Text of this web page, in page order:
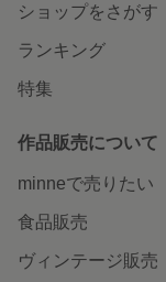
ショップをさがす
ランキング
特集
作品販売について
minneで売りたい
食品販売
ヴィンテージ販売